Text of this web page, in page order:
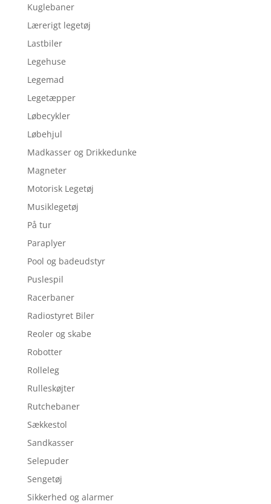
Kuglebaner
Lærerigt legetøj
Lastbiler
Legehuse
Legemad
Legetæpper
Løbecykler
Løbehjul
Madkasser og Drikkedunke
Magneter
Motorisk Legetøj
Musiklegetøj
På tur
Paraplyer
Pool og badeudstyr
Puslespil
Racerbaner
Radiostyret Biler
Reoler og skabe
Robotter
Rolleleg
Rulleskøjter
Rutchebaner
Sækkestol
Sandkasser
Selepuder
Sengetøj
Sikkerhed og alarmer